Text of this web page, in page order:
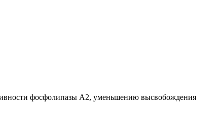
фосфолипазы А2, уменьшению высвобождения